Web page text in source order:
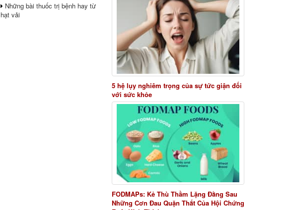
Những bài thuốc trị bệnh hay từ
hạt vải
5 hệ lụy nghiêm trọng của sự tức giận đối
với sức khỏe
FODMAPs: Kẻ Thù Thầm Lặng Đằng Sau
Những Cơn Đau Quặn Thắt Của Hội Chứng